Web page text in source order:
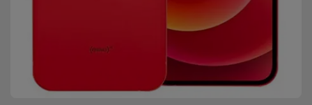
Recondicionados
Películas